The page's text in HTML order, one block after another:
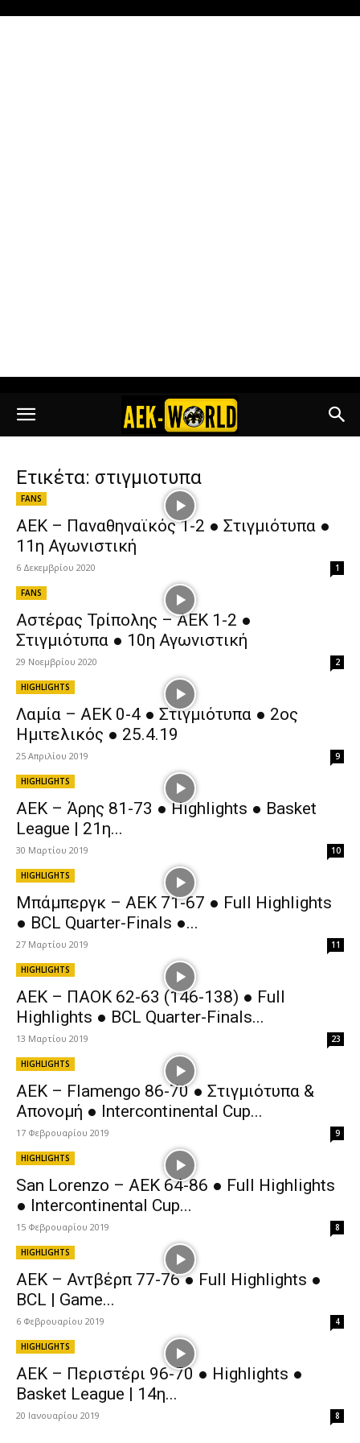
Ετικέτα: στιγμιοτυπα
FANS
ΑΕΚ – Παναθηναϊκός 1-2 ● Στιγμιότυπα ●
11η Αγωνιστική
6 Δεκεμβρίου 2020 1
FANS
Αστέρας Τρίπολης – ΑΕΚ 1-2 ●
Στιγμιότυπα ● 10η Αγωνιστική
29 Νοεμβρίου 2020 2
HIGHLIGHTS
Λαμία – ΑΕΚ 0-4 ● Στιγμιότυπα ● 2ος
Ημιτελικός ● 25.4.19
25 Απριλίου 2019 9
HIGHLIGHTS
AEK – Άρης 81-73 ● Highlights ● Basket
League | 21η...
30 Μαρτίου 2019 10
HIGHLIGHTS
Μπάμπεργκ – ΑΕΚ 71-67 ● Full Highlights
● BCL Quarter-Finals ●...
27 Μαρτίου 2019 11
HIGHLIGHTS
ΑΕΚ – ΠΑΟΚ 62-63 (146-138) ● Full
Highlights ● BCL Quarter-Finals...
13 Μαρτίου 2019 23
HIGHLIGHTS
AEK – Flamengo 86-70 ● Στιγμιότυπα &
Απονομή ● Intercontinental Cup...
17 Φεβρουαρίου 2019 9
HIGHLIGHTS
San Lorenzo – AEK 64-86 ● Full Highlights
● Intercontinental Cup...
15 Φεβρουαρίου 2019 8
HIGHLIGHTS
ΑΕΚ – Αντβέρπ 77-76 ● Full Highlights ●
BCL | Game...
6 Φεβρουαρίου 2019 4
HIGHLIGHTS
AEK – Περιστέρι 96-70 ● Highlights ●
Basket League | 14η...
20 Ιανουαρίου 2019 8